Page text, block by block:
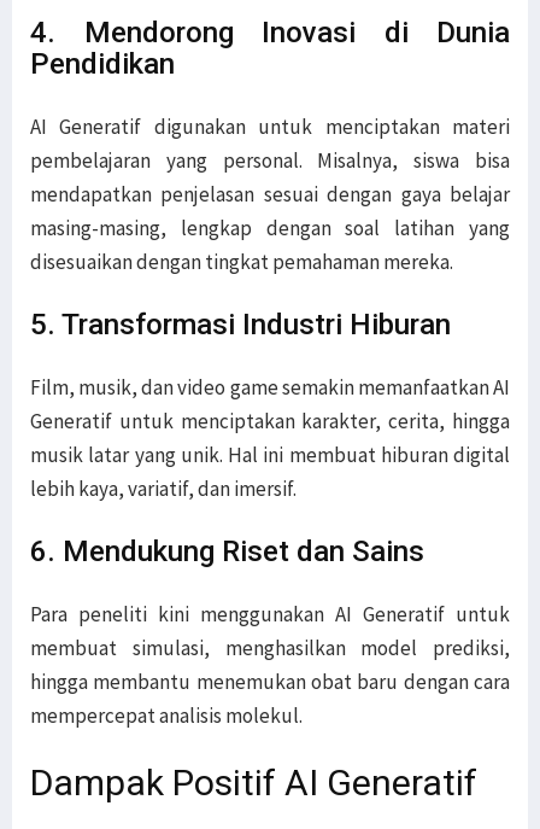
4. Mendorong Inovasi di Dunia
Pendidikan
AI Generatif digunakan untuk menciptakan materi
pembelajaran yang personal. Misalnya, siswa bisa
mendapatkan penjelasan sesuai dengan gaya belajar
masing-masing, lengkap dengan soal latihan yang
disesuaikan dengan tingkat pemahaman mereka.
5. Transformasi Industri Hiburan
Film, musik, dan video game semakin memanfaatkan AI
Generatif untuk menciptakan karakter, cerita, hingga
musik latar yang unik. Hal ini membuat hiburan digital
lebih kaya, variatif, dan imersif.
6. Mendukung Riset dan Sains
Para peneliti kini menggunakan AI Generatif untuk
membuat simulasi, menghasilkan model prediksi,
hingga membantu menemukan obat baru dengan cara
mempercepat analisis molekul.
Dampak Positif AI Generatif